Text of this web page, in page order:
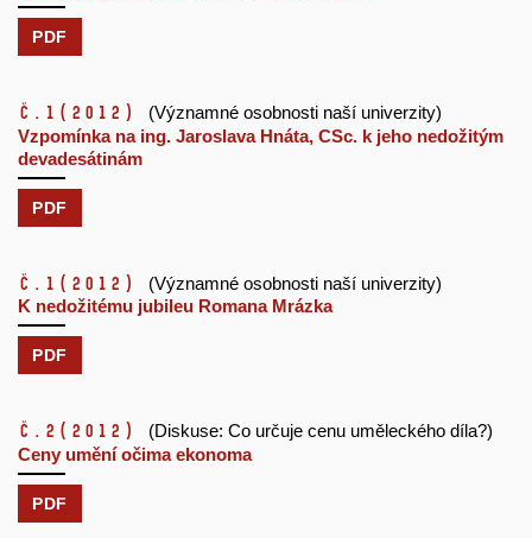
PDF
č.1 (2012)
(Významné osobnosti naší univerzity)
Vzpomínka na ing. Jaroslava Hnáta, CSc. k jeho nedožitým
devadesátinám
PDF
č.1 (2012)
(Významné osobnosti naší univerzity)
K nedožitému jubileu Romana Mrázka
PDF
č.2 (2012)
(Diskuse: Co určuje cenu uměleckého díla?)
Ceny umění očima ekonoma
PDF